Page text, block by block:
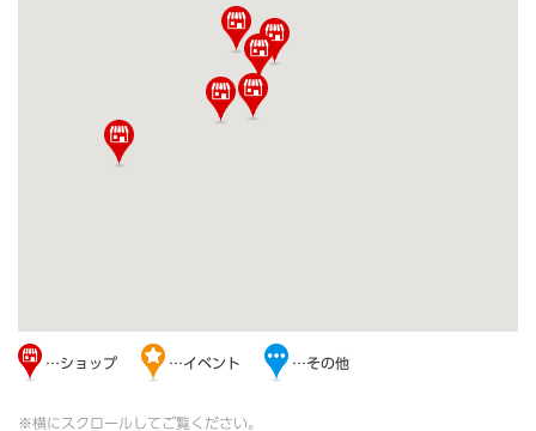
…ショップ …イベント …その他
※横にスクロールしてご覧ください。